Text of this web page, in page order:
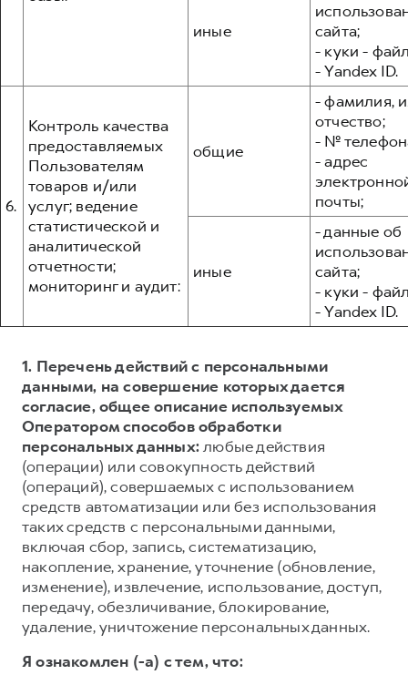
иные
сайта;
- куки -
- Yandex ID.
6.
Контроль качества
предоставляемых
Пользователям
товаров и/или
услуг; ведение
статистической и
аналитической
отчетности;
мониторинг и аудит:
общие
- фамилия,
отчество;
- №
- адрес
почты;
иные
- данные об
сайта;
- куки -
- Yandex ID.
1. Перечень действий с персональными
данными, на совершение которых дается
согласие, общее описание используемых
Оператором способов обработки
персональных данных:любые действия
(операции) или совокупность действий
(операций), совершаемых с использованием
средств автоматизации или без использования
таких средств с персональными данными,
включая сбор, запись, систематизацию,
накопление, хранение, уточнение (обновление,
изменение), извлечение, использование, доступ,
передачу, обезличивание, блокирование,
удаление, уничтожение персональных данных.
Я ознакомлен (-а) с тем, что: